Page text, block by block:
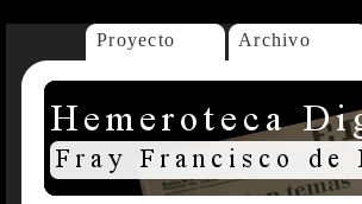
Proyecto Archivo